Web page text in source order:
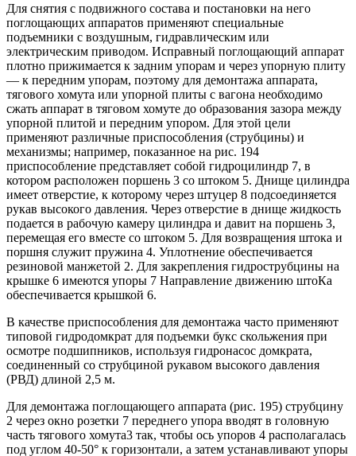
Для снятия с подвижного состава и постановки на него
поглощающих аппаратов применяют специальные
подъемники с воздушным, гидравлическим или
электрическим приводом. Исправный поглощающий аппарат
плотно прижимается к задним упорам и через упорную плиту
— к передним упорам, поэтому для демонтажа аппарата,
тягового хомута или упорной плиты с вагона необходимо
сжать аппарат в тяговом хомуте до образования зазора между
упорной плитой и передним упором. Для этой цели
применяют различные приспособления (струбцины) и
механизмы; например, показанное на рис. 194
приспособление представляет собой гидроцилиндр 7, в
котором расположен поршень 3 со штоком 5. Днище цилиндра
имеет отверстие, к которому через штуцер 8 подсоединяется
рукав высокого давления. Через отверстие в днище жидкость
подается в рабочую камеру цилиндра и давит на поршень 3,
перемещая его вместе со штоком 5. Для возвращения штока и
поршня служит пружина 4. Уплотнение обеспечивается
резиновой манжетой 2. Для закрепления гидрострубцины на
крышке 6 имеются упоры 7 Направление движению штоКа
обеспечивается крышкой 6.
В качестве приспособления для демонтажа часто применяют
типовой гидродомкрат для подъемки букс скольжения при
осмотре подшипников, используя гидронасос домкрата,
соединенный со струбциной рукавом высокого давления
(РВД) длиной 2,5 м.
Для демонтажа поглощающего аппарата (рис. 195) струбцину
2 через окно розетки 7 переднего упора вводят в головную
часть тягового хомута3 так, чтобы ось упоров 4 располагалась
под углом 40-50° к горизонтали, а затем устанавливают упоры